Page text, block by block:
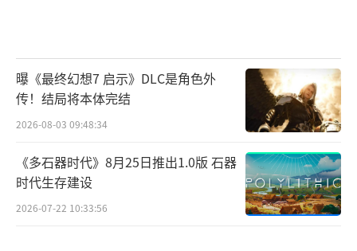
曝《最终幻想7 启示》DLC是角色外
传！结局将本体完结
2026-08-03 09:48:34
《多石器时代》8月25日推出1.0版 石器
时代生存建设
2026-07-22 10:33:56